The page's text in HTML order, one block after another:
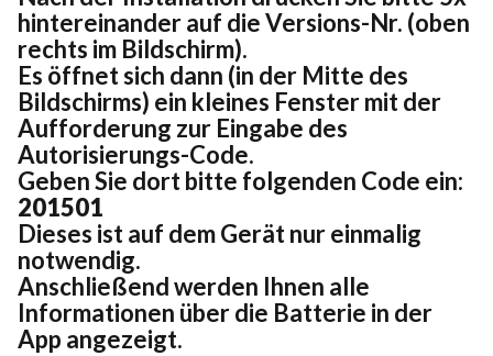
hintereinander auf die Versions-Nr. (oben
rechts im Bildschirm).
Es öffnet sich dann (in der Mitte des
Bildschirms) ein kleines Fenster mit der
Aufforderung zur Eingabe des
Autorisierungs-Code.
Geben Sie dort bitte folgenden Code ein:
201501
Dieses ist auf dem Gerät nur einmalig
notwendig.
Anschließend werden Ihnen alle
Informationen über die Batterie in der
App angezeigt.